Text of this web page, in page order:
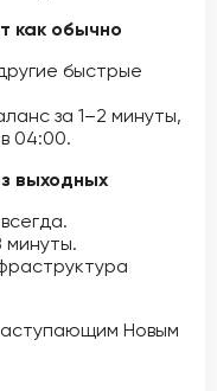
как обычно
быстрые
за 1–2 минуты,
04:00.
выходных
Новым